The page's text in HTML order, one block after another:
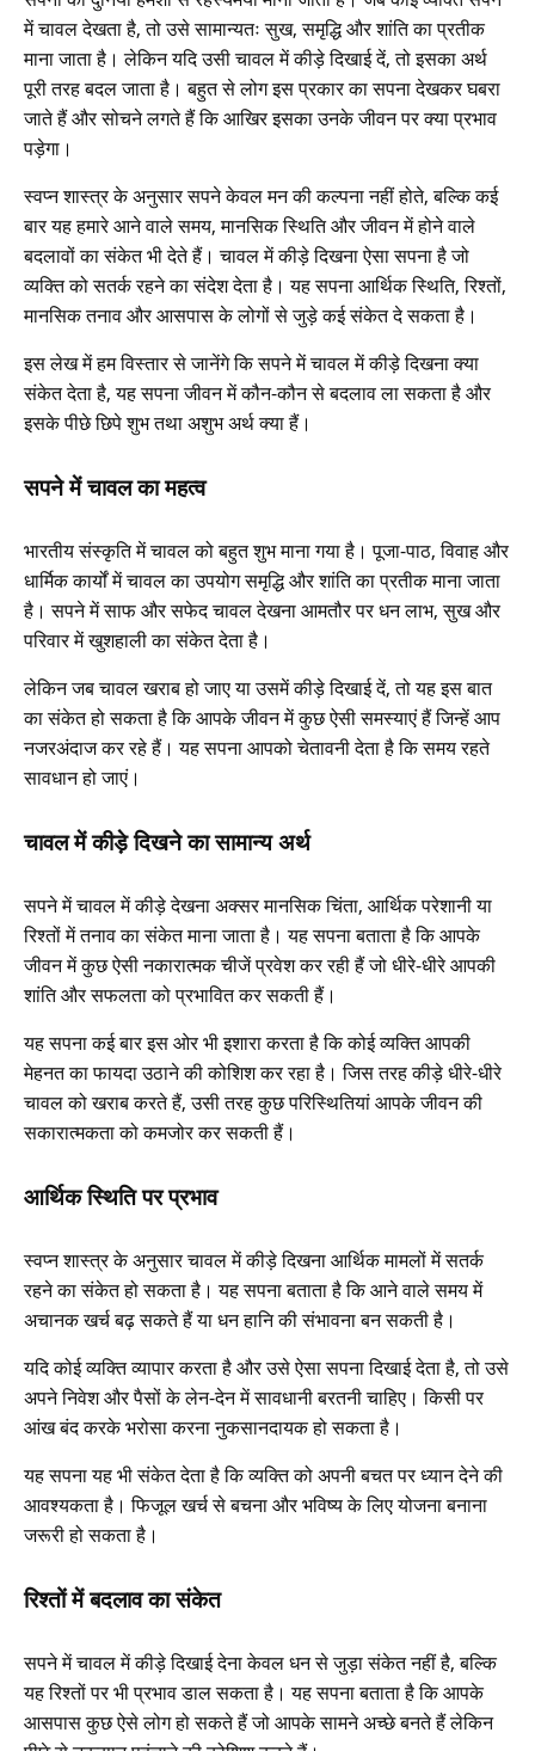
में चावल देखता है, तो उसे सामान्यतः सुख, समृद्धि और शांति का प्रतीक
माना जाता है। लेकिन यदि उसी चावल में कीड़े दिखाई दें, तो इसका अर्थ
पूरी तरह बदल जाता है। बहुत से लोग इस प्रकार का सपना देखकर घबरा
जाते हैं और सोचने लगते हैं कि आखिर इसका उनके जीवन पर क्या प्रभाव
पड़ेगा।
स्वप्न शास्त्र के अनुसार सपने केवल मन की कल्पना नहीं होते, बल्कि कई
बार यह हमारे आने वाले समय, मानसिक स्थिति और जीवन में होने वाले
बदलावों का संकेत भी देते हैं। चावल में कीड़े दिखना ऐसा सपना है जो
व्यक्ति को सतर्क रहने का संदेश देता है। यह सपना आर्थिक स्थिति, रिश्तों,
मानसिक तनाव और आसपास के लोगों से जुड़े कई संकेत दे सकता है।
इस लेख में हम विस्तार से जानेंगे कि सपने में चावल में कीड़े दिखना क्या
संकेत देता है, यह सपना जीवन में कौन-कौन से बदलाव ला सकता है और
इसके पीछे छिपे शुभ तथा अशुभ अर्थ क्या हैं।
सपने में चावल का महत्व
भारतीय संस्कृति में चावल को बहुत शुभ माना गया है। पूजा-पाठ, विवाह और
धार्मिक कार्यों में चावल का उपयोग समृद्धि और शांति का प्रतीक माना जाता
है। सपने में साफ और सफेद चावल देखना आमतौर पर धन लाभ, सुख और
परिवार में खुशहाली का संकेत देता है।
लेकिन जब चावल खराब हो जाए या उसमें कीड़े दिखाई दें, तो यह इस बात
का संकेत हो सकता है कि आपके जीवन में कुछ ऐसी समस्याएं हैं जिन्हें आप
नजरअंदाज कर रहे हैं। यह सपना आपको चेतावनी देता है कि समय रहते
सावधान हो जाएं।
चावल में कीड़े दिखने का सामान्य अर्थ
सपने में चावल में कीड़े देखना अक्सर मानसिक चिंता, आर्थिक परेशानी या
रिश्तों में तनाव का संकेत माना जाता है। यह सपना बताता है कि आपके
जीवन में कुछ ऐसी नकारात्मक चीजें प्रवेश कर रही हैं जो धीरे-धीरे आपकी
शांति और सफलता को प्रभावित कर सकती हैं।
यह सपना कई बार इस ओर भी इशारा करता है कि कोई व्यक्ति आपकी
मेहनत का फायदा उठाने की कोशिश कर रहा है। जिस तरह कीड़े धीरे-धीरे
चावल को खराब करते हैं, उसी तरह कुछ परिस्थितियां आपके जीवन की
सकारात्मकता को कमजोर कर सकती हैं।
आर्थिक स्थिति पर प्रभाव
स्वप्न शास्त्र के अनुसार चावल में कीड़े दिखना आर्थिक मामलों में सतर्क
रहने का संकेत हो सकता है। यह सपना बताता है कि आने वाले समय में
अचानक खर्च बढ़ सकते हैं या धन हानि की संभावना बन सकती है।
यदि कोई व्यक्ति व्यापार करता है और उसे ऐसा सपना दिखाई देता है, तो उसे
अपने निवेश और पैसों के लेन-देन में सावधानी बरतनी चाहिए। किसी पर
आंख बंद करके भरोसा करना नुकसानदायक हो सकता है।
यह सपना यह भी संकेत देता है कि व्यक्ति को अपनी बचत पर ध्यान देने की
आवश्यकता है। फिजूल खर्च से बचना और भविष्य के लिए योजना बनाना
जरूरी हो सकता है।
रिश्तों में बदलाव का संकेत
सपने में चावल में कीड़े दिखाई देना केवल धन से जुड़ा संकेत नहीं है, बल्कि
यह रिश्तों पर भी प्रभाव डाल सकता है। यह सपना बताता है कि आपके
आसपास कुछ ऐसे लोग हो सकते हैं जो आपके सामने अच्छे बनते हैं लेकिन